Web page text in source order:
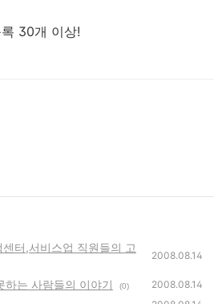
30개 이상!
터,서비스업 직원들의 고
2008.08.14
는 사람들의 이야기 (0) 2008.08.14